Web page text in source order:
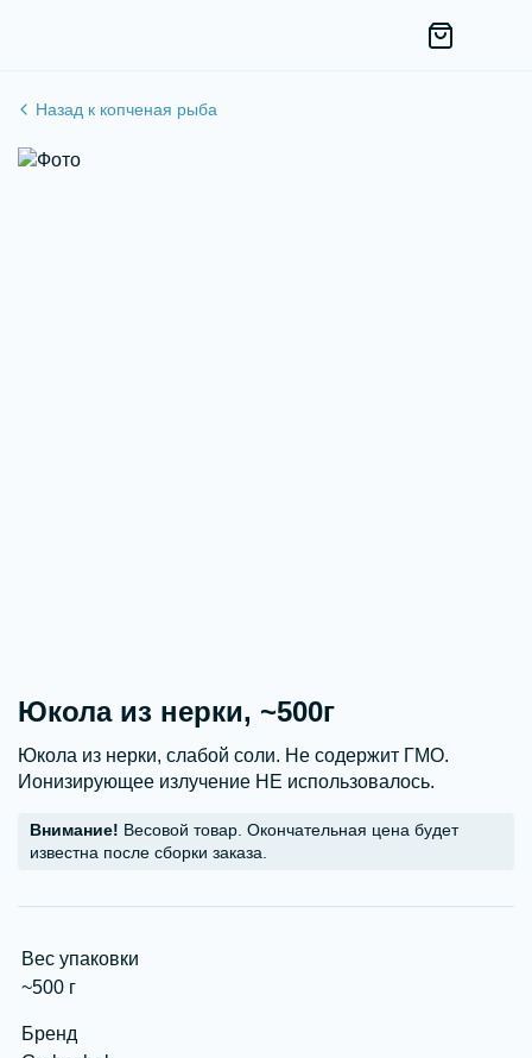
Юкола из нерки, ~500г
Юкола из нерки, слабой соли. Не содержит ГМО.
Ионизирующее излучение НЕ использовалось.
Внимание! Весовой товар. Окончательная цена будет
известна после сборки заказа.
Вес упаковки
~500 г
Бренд